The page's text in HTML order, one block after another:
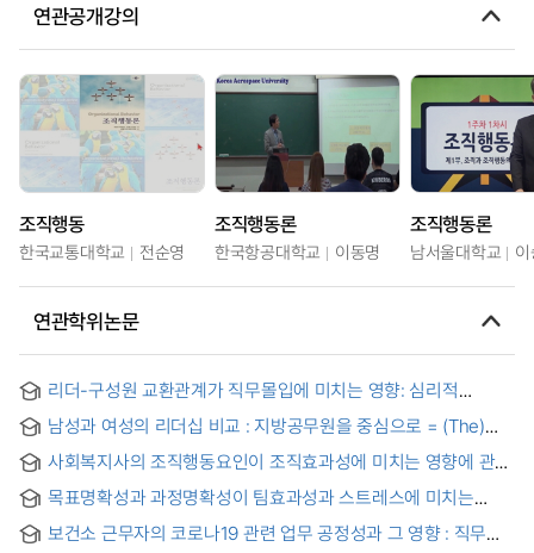
연관공개강의
조직행동
한국교통대학교 전순영
조직행동론
한국항공대학교 이동명
조직행동론
남서울대학교
연관학위논문
리더-구성원 교환관계가 직무몰입에 미치는 영향: 심리적
임파워먼트의 매개효과와 플러리싱의 조절된 매개효과 = The
Effect of LMX on Job Involvement: The Mediating Effect of
Psychological Empowerment and the Moderated
Mediating Effect of Flourishing
남성과 여성의 리더십 비교 : 지방공무원을 중심으로 = (The)
comparison on leadership between male and female:
focus on local officials
사회복지사의 조직행동요인이 조직효과성에 미치는 영향에 관한
목표명확성과 과정명확성이 팀효과성과 스트레스에 미치는
영향에 관한 연구 : 포용적 리더십과 팀잠재력의 조절된
매개효과를 중심으로
보건소 근무자의 코로나19 관련 업무 공정성과 그 영향 : 직무